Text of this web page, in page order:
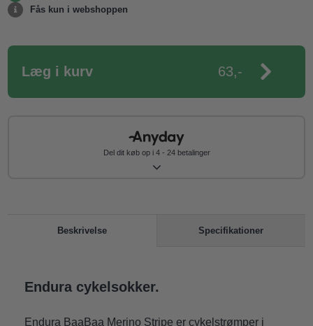
Fås kun i webshoppen
Læg i kurv 63,-
Del dit køb op i 4 - 24 betalinger
Beskrivelse Specifikationer
Endura cykelsokker.
Endura BaaBaa Merino Stripe er cykelstrømper i